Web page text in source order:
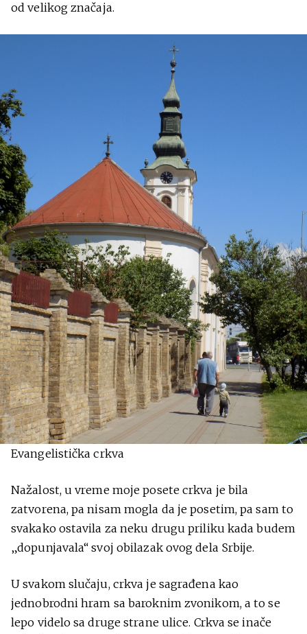
od velikog značaja.
Evangelistička crkva
Nažalost, u vreme moje posete crkva je bila
zatvorena, pa nisam mogla da je posetim, pa sam to
svakako ostavila za neku drugu priliku kada budem
„dopunjavala“ svoj obilazak ovog dela Srbije.
U svakom slučaju, crkva je sagrađena kao
jednobrodni hram sa baroknim zvonikom, a to se
lepo videlo sa druge strane ulice. Crkva se inače